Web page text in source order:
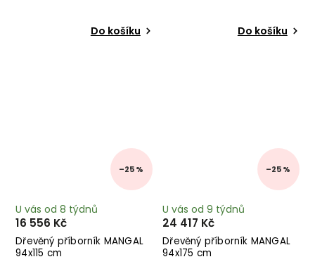
Do košíku Do košíku
–25 %
Dřevěný příborník MANGAL
94x115 cm
U vás od 8 týdnů
16 556 Kč
–25 %
Dřevěný příborník MANGAL
94x175 cm
U vás od 9 týdnů
24 417 Kč